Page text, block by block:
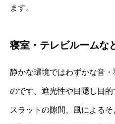
ます。
寝室・テレビルームな
静かな環境ではわずかな音
のです。遮光性や目隠し目
スラットの隙間、風による